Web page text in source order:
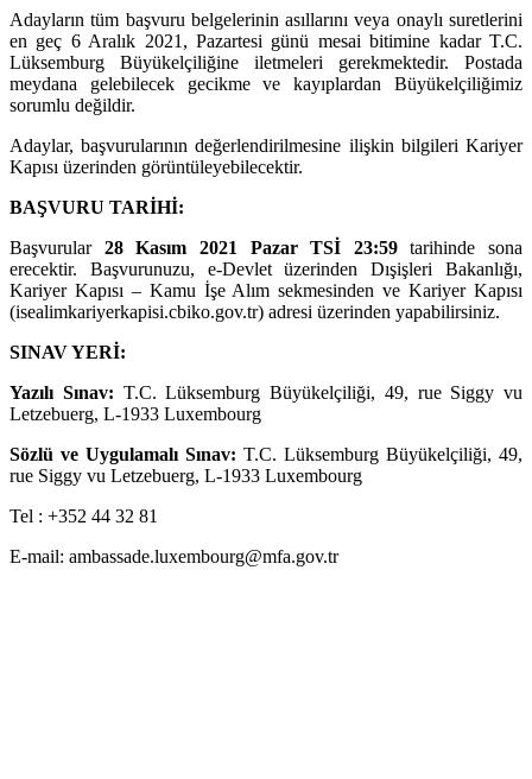
Adayların tüm başvuru belgelerinin asıllarını veya onaylı suretlerini
en geç 6 Aralık 2021, Pazartesi günü mesai bitimine kadar T.C.
Lüksemburg Büyükelçiliğine iletmeleri gerekmektedir. Postada
meydana gelebilecek gecikme ve kayıplardan Büyükelçiliğimiz
sorumlu değildir.
Adaylar, başvurularının değerlendirilmesine ilişkin bilgileri Kariyer
Kapısı üzerinden görüntüleyebilecektir.
BAŞVURU TARİHİ:
Başvurular 28 Kasım 2021 Pazar TSİ 23:59tarihinde sona
erecektir. Başvurunuzu, e-Devlet üzerinden Dışişleri Bakanlığı,
Kariyer Kapısı – Kamu İşe Alım sekmesinden ve Kariyer Kapısı
(isealimkariyerkapisi.cbiko.gov.tr) adresi üzerinden yapabilirsiniz.
SINAV YERİ:
Yazılı Sınav: T.C. Lüksemburg Büyükelçiliği, 49, rue Siggy vu
Letzebuerg, L-1933 Luxembourg
Sözlü ve Uygulamalı Sınav: T.C. Lüksemburg Büyükelçiliği, 49,
rue Siggy vu Letzebuerg, L-1933 Luxembourg
Tel : +352 44 32 81
E-mail: ambassade.luxembourg@mfa.gov.tr